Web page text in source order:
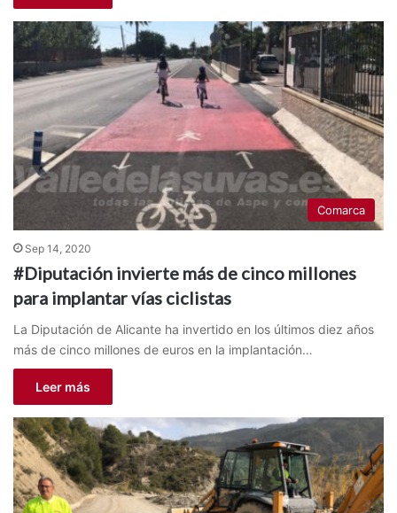
Comarca
Sep 14, 2020
#Diputación invierte más de cinco millones
para implantar vías ciclistas
La Diputación de Alicante ha invertido en los últimos diez años
más de cinco millones de euros en la implantación…
Leer más